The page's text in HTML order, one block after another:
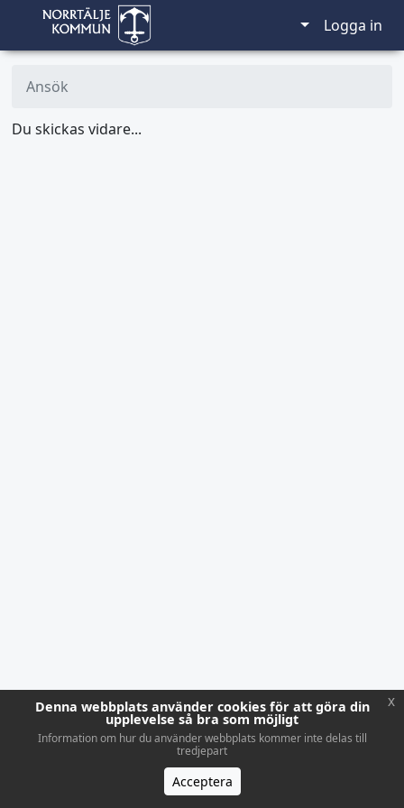
Logga in
Ansök
Du skickas vidare...
Denna webbplats använder cookies för att göra din
upplevelse så bra som möjligt
Information om hur du använder webbplats kommer inte delas till
tredjepart
Acceptera
x